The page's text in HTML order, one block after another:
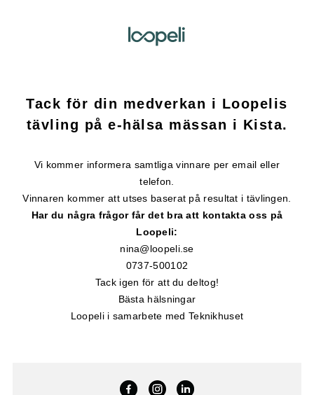
Tack för din medverkan i Loopelis
tävling på e-hälsa mässan i Kista.
Vi kommer informera samtliga vinnare per email eller
telefon.
Vinnaren kommer att utses baserat på resultat i tävlingen.
Har du några frågor får det bra att kontakta oss på
Loopeli:
nina@loopeli.se
0737-500102
Tack igen för att du deltog!
Bästa hälsningar
Loopeli i samarbete med Teknikhuset